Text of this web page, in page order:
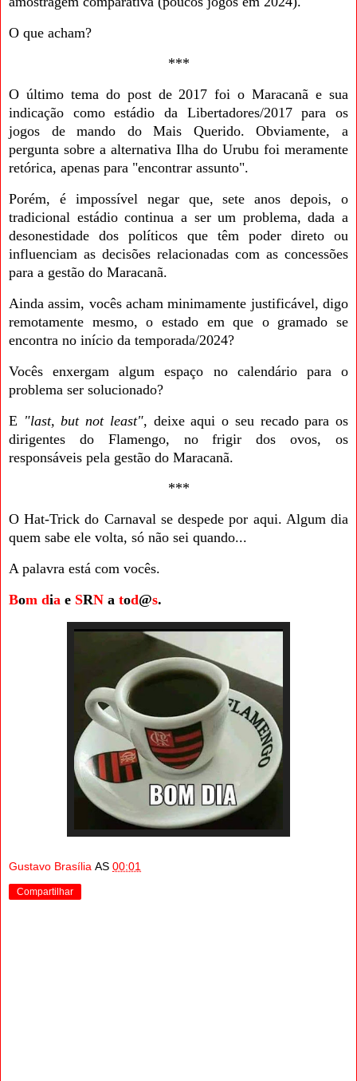
O que acham?
***
O último tema do post de 2017 foi o Maracanã e sua
indicação como estádio da Libertadores/2017 para os
jogos de mando do Mais Querido. Obviamente, a
pergunta sobre a alternativa Ilha do Urubu foi meramente
retórica, apenas para "encontrar assunto".
Porém, é impossível negar que, sete anos depois, o
tradicional estádio continua a ser um problema, dada a
desonestidade dos políticos que têm poder direto ou
influenciam as decisões relacionadas com as concessões
para a gestão do Maracanã.
Ainda assim, vocês acham minimamente justificável, digo
remotamente mesmo, o estado em que o gramado se
encontra no início da temporada/2024?
Vocês enxergam algum espaço no calendário para o
problema ser solucionado?
E "last, but not least", deixe aqui o seu recado para os
dirigentes do Flamengo, no frigir dos ovos, os
responsáveis pela gestão do Maracanã.
***
O Hat-Trick do Carnaval se despede por aqui. Algum dia
quem sabe ele volta, só não sei quando...
A palavra está com vocês.
Bom dia e SRN a tod@s.
Gustavo Brasília AS 00:01
Compartilhar